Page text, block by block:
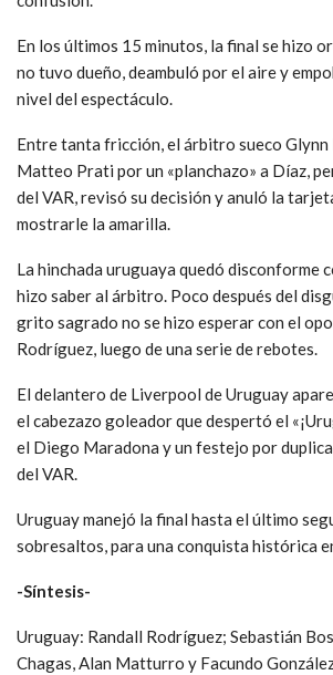
En los últimos 15 minutos, la final se hizo
no tuvo dueño, deambuló por el aire y
nivel del espectáculo.
Entre tanta fricción, el árbitro sueco Glynn
Matteo Prati por un «planchazo» a Díaz,
del VAR, revisó su decisión y anuló la
mostrarle la amarilla.
La hinchada uruguaya quedó disconforme
hizo saber al árbitro. Poco después del
grito sagrado no se hizo esperar con el
Rodríguez, luego de una serie de rebotes.
El delantero de Liverpool de Uruguay
el cabezazo goleador que despertó el
el Diego Maradona y un festejo por
del VAR.
Uruguay manejó la final hasta el último
sobresaltos, para una conquista histórica
-Síntesis-
Uruguay: Randall Rodríguez; Sebastián
Chagas, Alan Matturro y Facundo